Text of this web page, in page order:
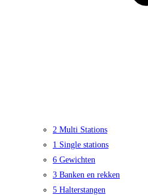
2 Multi Stations
1 Single stations
6 Gewichten
3 Banken en rekken
5 Halterstangen